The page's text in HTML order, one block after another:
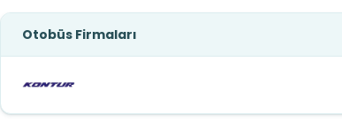
Otobüs Firmaları